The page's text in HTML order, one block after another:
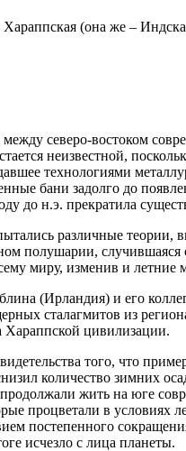
(она же –
северо-востоком
неизвестной,
технологиями
бани задолго до
до н.э. прекратила
различные теории,
полушарии, случившаяся
миру, изменив и летние
(Ирландия) и его
сталагмитов из
Хараппской цивилизации.
того, что
количество зимних
жить на юге
процветали в условиях
постепенного
исчезло с лица планеты.